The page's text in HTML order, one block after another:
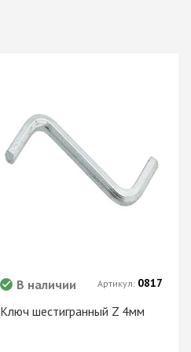
Ключ шестигранный Z 4мм
В наличии Артикул: 0817